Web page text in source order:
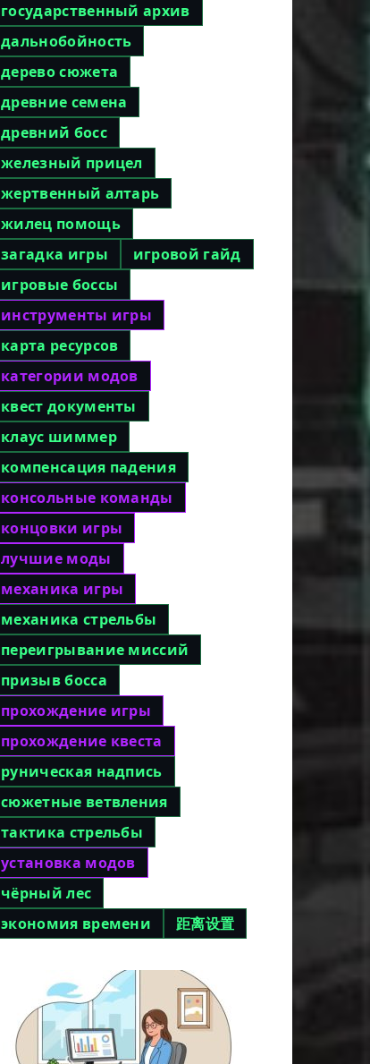
государственный архив
дальнобойность
дерево сюжета
древние семена
древний босс
железный прицел
жертвенный алтарь
жилец помощь
загадка игры
игровой гайд
игровые боссы
инструменты игры
карта ресурсов
категории модов
квест документы
клаус шиммер
компенсация падения
консольные команды
концовки игры
лучшие моды
механика игры
механика стрельбы
переигрывание миссий
призыв босса
прохождение игры
прохождение квеста
руническая надпись
сюжетные ветвления
тактика стрельбы
установка модов
чёрный лес
экономия времени
距离设置